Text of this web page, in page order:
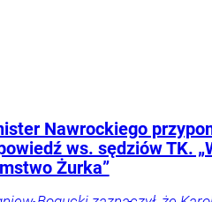
Nawrockiego
ws. sędziów TK.
Żurka”